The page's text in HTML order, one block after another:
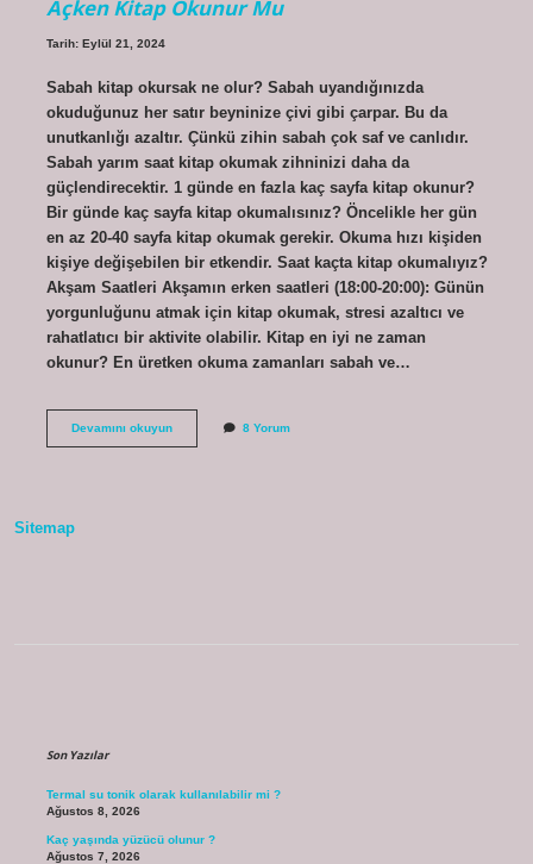
Açken Kitap Okunur Mu
Tarih: Eylül 21, 2024
Sabah kitap okursak ne olur? Sabah uyandığınızda
okuduğunuz her satır beyninize çivi gibi çarpar. Bu da
unutkanlığı azaltır. Çünkü zihin sabah çok saf ve canlıdır.
Sabah yarım saat kitap okumak zihninizi daha da
güçlendirecektir. 1 günde en fazla kaç sayfa kitap okunur?
Bir günde kaç sayfa kitap okumalısınız? Öncelikle her gün
en az 20-40 sayfa kitap okumak gerekir. Okuma hızı kişiden
kişiye değişebilen bir etkendir. Saat kaçta kitap okumalıyız?
Akşam Saatleri Akşamın erken saatleri (18:00-20:00): Günün
yorgunluğunu atmak için kitap okumak, stresi azaltıcı ve
rahatlatıcı bir aktivite olabilir. Kitap en iyi ne zaman
okunur? En üretken okuma zamanları sabah ve…
Devamını okuyunAçken
8 Yorum
Sitemap
Son Yazılar
Termal su tonik olarak kullanılabilir mi ?
Ağustos 8, 2026
Kaç yaşında yüzücü olunur ?
Ağustos 7, 2026